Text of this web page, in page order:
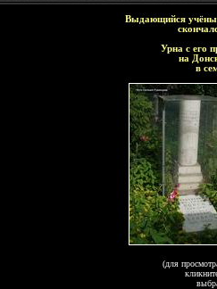
Выдающийся
Урна с его
на
в
(для